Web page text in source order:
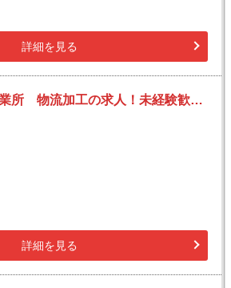
詳細を見る
佐川急便 印西営業所 物流加工の求人！未経験歓迎！先輩たちがサポートします♪
詳細を見る